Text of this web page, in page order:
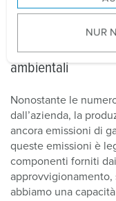
u
w
a
l
NUR
ambientali
Nonostante le
dall’azienda, la
ancora emissioni di
queste emissioni è
componenti forniti
approvvigionamento,
abbiamo una